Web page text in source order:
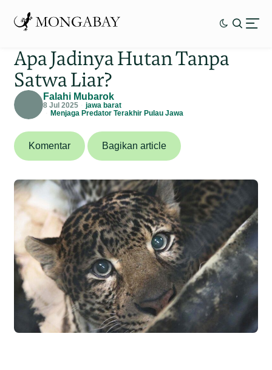
Apa Jadinya Hutan Tanpa
Satwa Liar?
Falahi Mubarok
8 Jul 2025
jawa barat
Menjaga Predator Terakhir Pulau Jawa
Komentar Bagikan article